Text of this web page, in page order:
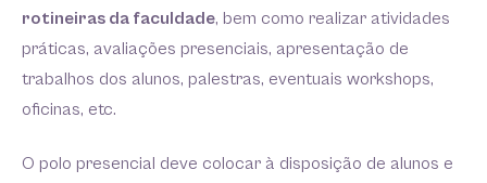
rotineiras da faculdade, bem como realizar atividades
práticas, avaliações presenciais, apresentação de
trabalhos dos alunos, palestras, eventuais workshops,
oficinas, etc.
O polo presencial deve colocar à disposição de alunos e